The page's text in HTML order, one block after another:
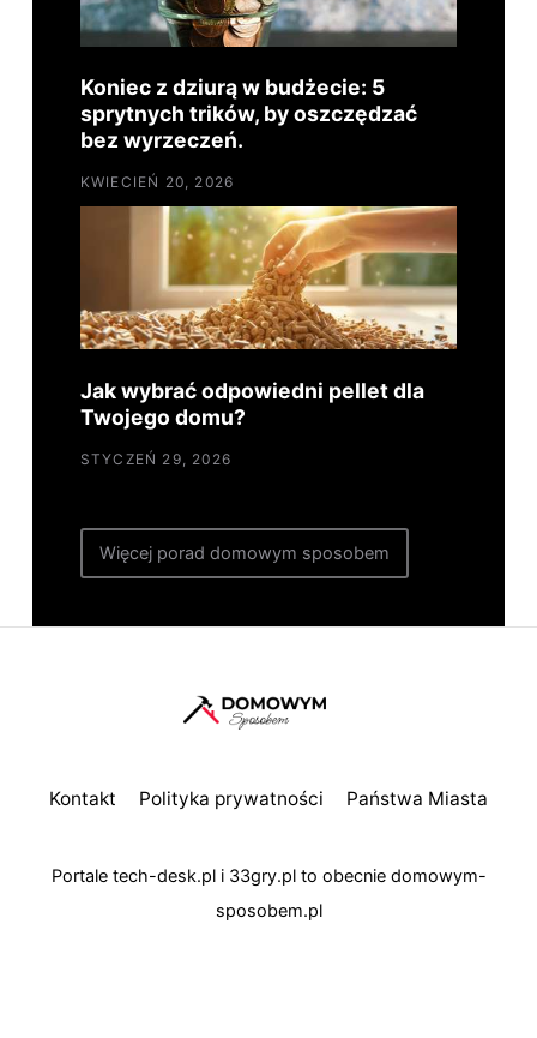
Koniec z dziurą w budżecie: 5
sprytnych trików, by oszczędzać
bez wyrzeczeń.
KWIECIEŃ 20, 2026
Jak wybrać odpowiedni pellet dla
Twojego domu?
STYCZEŃ 29, 2026
Więcej porad domowym sposobem
Kontakt Polityka prywatności Państwa Miasta
Portale tech-desk.pli 33gry.plto obecnie domowym-
sposobem.pl